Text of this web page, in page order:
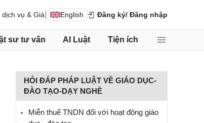
dịch vụ & Giá English Đăng ký/ Đăng nhập
sư tư vấn AI Luật Tiện ích
HỎI ĐÁP PHÁP LUẬT VỀ GIÁO DỤC-
ĐÀO TẠO-DẠY NGHỀ
Miễn thuế TNDN đối với hoạt động giáo